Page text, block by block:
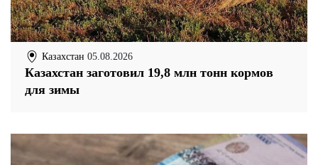
Казахстан 05.08.2026
Казахстан заготовил 19,8 млн тонн кормов
для зимы